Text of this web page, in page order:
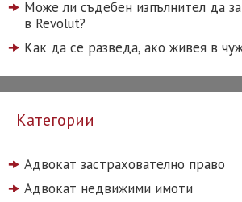
Може ли съдебен изпълнител да
в Revolut?
Как да се разведа, ако живея в
Категории
Адвокат застрахователно право
Адвокат недвижими имоти